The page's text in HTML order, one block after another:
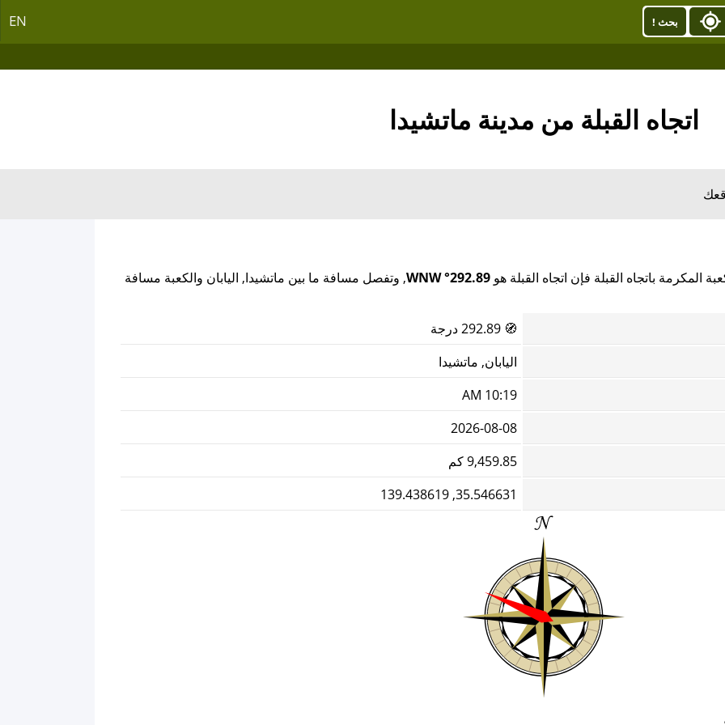
EN بحث !
اتجاه القبلة من مدينة ماتشيدا
المكرمة باتجاه القبلة فإن اتجاه القبلة هو 292.89° WNW , وتفصل مسافة ما بين ماتشيدا, اليابان والكعبة مسافة
🧭
اليابان, ماتشيدا
10:19 AM
2026-08-08
9,459.85 كم
35.546631, 139.438619